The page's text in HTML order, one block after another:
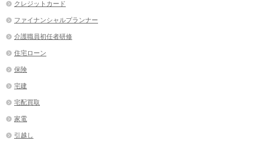
クレジットカード
ファイナンシャルプランナー
介護職員初任者研修
住宅ローン
保険
宅建
宅配買取
家電
引越し